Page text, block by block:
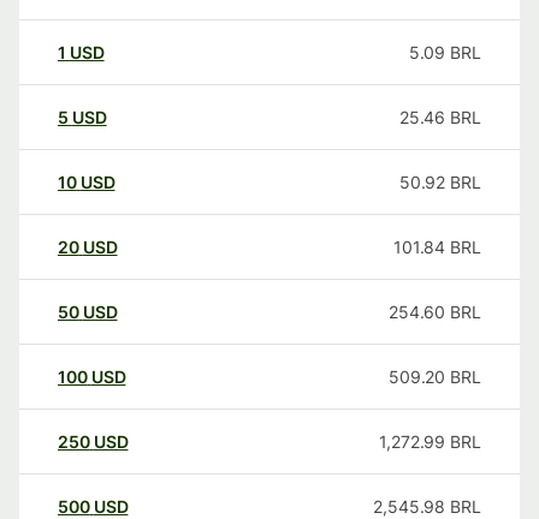
1 USD 5.09 BRL
5 USD 25.46 BRL
10 USD 50.92 BRL
20 USD 101.84 BRL
50 USD 254.60 BRL
100 USD 509.20 BRL
250 USD 1,272.99 BRL
500 USD 2,545.98 BRL